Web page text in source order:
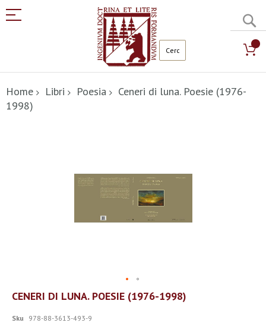
al
contenuto
Home Libri Poesia
Ceneri di luna. Poesie (1976-
1998)
Vai
all'inizio
galleria
CENERI DI LUNA. POESIE (1976-1998)
Sku 978-88-3613-493-9